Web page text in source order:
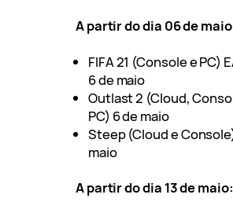
A partir do dia 06 de
FIFA 21 (Console e PC)
6 de maio
Outlast 2 (Cloud,
PC) 6 de maio
Steep (Cloud e
maio
A partir do dia 13 de maio: